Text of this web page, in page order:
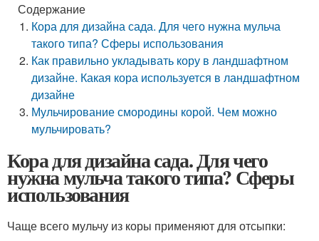
Содержание
Кора для дизайна сада. Для чего нужна мульча
такого типа? Сферы использования
Как правильно укладывать кору в ландшафтном
дизайне. Какая кора используется в ландшафтном
дизайне
Мульчирование смородины корой. Чем можно
мульчировать?
Кора для дизайна сада. Для чего
нужна мульча такого типа? Сферы
использования
Чаще всего мульчу из коры применяют для отсыпки: